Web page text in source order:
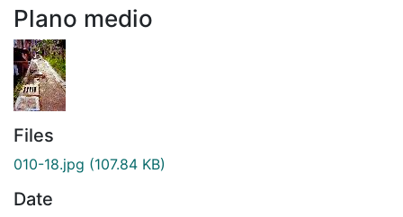
Plano medio
Files
010-18.jpg (107.84 KB)
Date